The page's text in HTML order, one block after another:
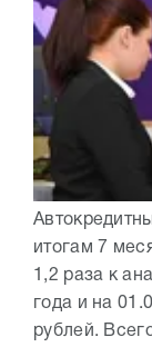
итогам 7
1,2 раза к
года и на
рублей.